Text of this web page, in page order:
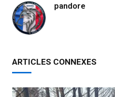
pandore
ARTICLES CONNEXES